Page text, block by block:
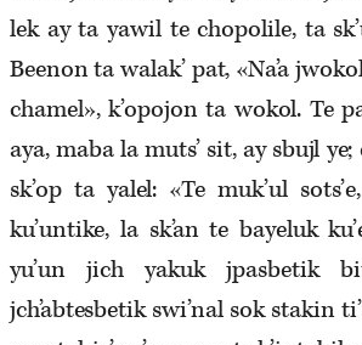
lek ay ta yawil te chopolile, ta
Beenon ta walak’ pat, «Na’a
chamel», k’opojon ta wokol. Te
aya, maba la muts’ sit, ay sbujl
sk’op ta yalel: «Te muk’ul
ku’untike, la sk’an te bayeluk
yu’un jich yakuk jpasbetik
jch’abtesbetik swi’nal sok stakin